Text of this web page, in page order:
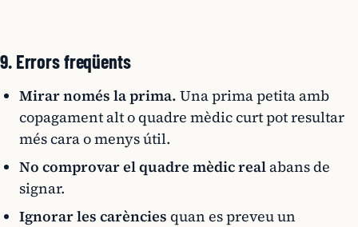
9. Errors freqüents
Mirar només la prima. Una prima petita amb
copagament alt o quadre mèdic curt pot resultar
més cara o menys útil.
No comprovar el quadre mèdic realabans de
signar.
Ignorar les carències quan es preveu un